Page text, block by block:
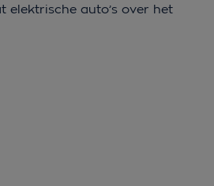
elektrische auto’s over het